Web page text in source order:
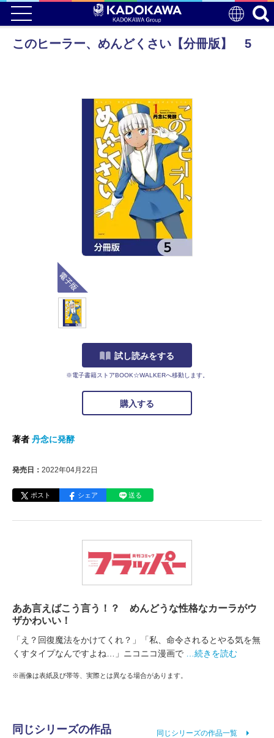
このヒーラー、めんどくさい【分冊版】 5
試し読みをする
※電子書籍ストアBOOK☆WALKERへ移動します。
購入する
著者 丹念に発酵
発売日： 2022年04月22日
ポスト シェア 送る
ああ言えばこう言う！？ めんどうな性格なカーラがウ
ザかわいい！
「え？回復魔法をかけてくれ？」「私、命令されるとやる気を無
くすタイプなんですよね…」ニコニコ漫画で
…続きを読む
※画像は表紙及び帯等、実際とは異なる場合があります。
同じシリーズの作品 同じシリーズの作品一覧